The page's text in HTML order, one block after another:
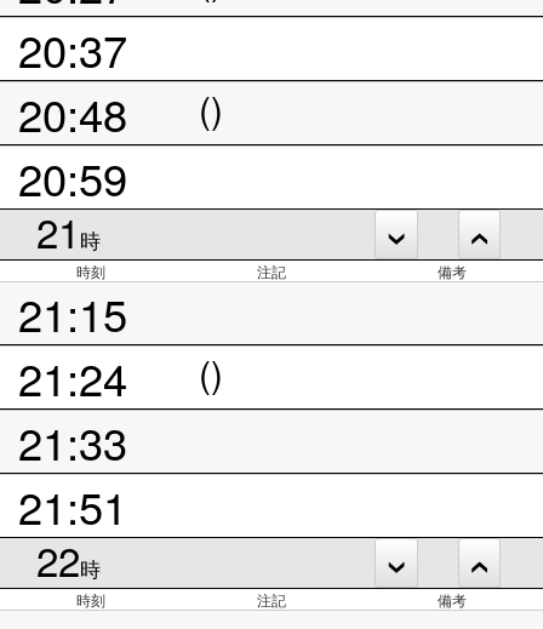
20:37
20:48
()
20:59
21 時
時刻 注記 備考
21:15
21:24
()
21:33
21:51
22時
時刻 注記 備考